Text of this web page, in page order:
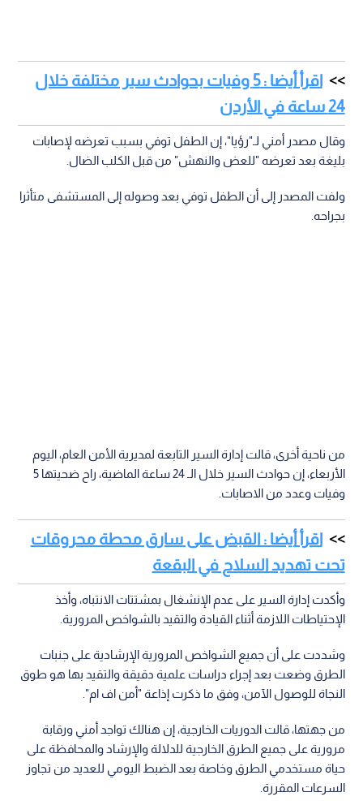
اقرأ أيضا : 5 وفيات بحوادث سير مختلفة خلال
24 ساعة في الأردن
وقال مصدر أمني لـ"رؤيا"، إن الطفل توفي بسبب تعرضه لإصابات
بليغة بعد تعرضه "للعض والنهش" من قبل الكلب الضال.
ولفت المصدر إلى أن الطفل توفي بعد وصوله إلى المستشفى متأثرا
بجراحه.
من ناحية أخرى، قالت إدارة السير التابعة لمديرية الأمن العام، اليوم
الأربعاء، إن حوادث السير خلال الـ 24 ساعة الماضية، راح ضحيتها 5
وفيات وعدد من الاصابات.
اقرأ أيضا : القبض على سارق محطة محروقات
تحت تهديد السلاح في البقعة
وأكدت إدارة السير على عدم الإنشغال بمشتتات الانتباه، وأخذ
الإحتياطات اللازمة أثناء القيادة والتقيد بالشواخص المرورية.
وشددت على أن جميع الشواخص المرورية الإرشادية على جنبات
الطرق وضعت بعد إجراء دراسات علمية دقيقة والتقيد بها هو طوق
النجاة للوصول الآمن، وفق ما ذكرت إذاعة "أمن اف ام".
من جهتها، قالت الدوريات الخارجية، إن هنالك تواجد أمني ورقابة
مرورية على جميع الطرق الخارجية للدلالة والإرشاد والمحافظة على
حياة مستخدمي الطرق وخاصة بعد الضبط اليومي للعديد من تجاوز
السرعات المقررة.